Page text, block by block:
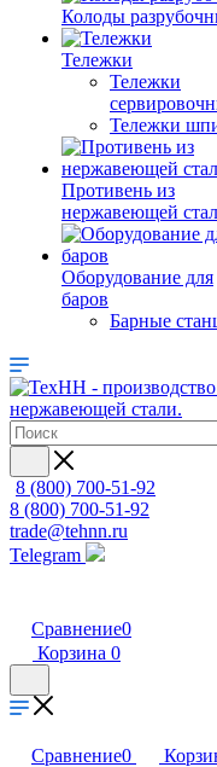
Колоды
Тележки
Тележки
Тележки
Противень из
нержавеющей
Оборудование для
баров
Барные
8 (800) 700-51-92
8 (800) 700-51-92
trade@tehnn.ru
Telegram
Сравнение0
Корзина 0
Сравнение0